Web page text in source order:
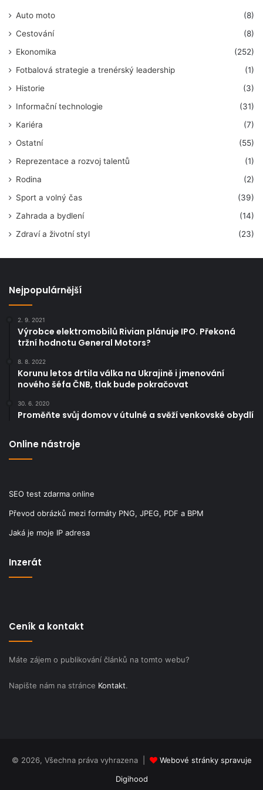
investoři po celém světě stále počítají ztráty.
Auto moto
(8)
Cestování
(8)
Ekonomika
(252)
Fotbalová strategie a trenérský leadership
(1)
Historie
(3)
Informační technologie
(31)
Kariéra
(7)
Ostatní
(55)
Reprezentace a rozvoj talentů
(1)
Rodina
(2)
Sport a volný čas
(39)
Zahrada a bydlení
(14)
Zdraví a životní styl
(23)
Nejpopulárnější
2. 9. 2021
Výrobce elektromobilů Rivian plánuje IPO. Překoná
tržní hodnotu General Motors?
8. 8. 2022
Korunu letos drtila válka na Ukrajině i jmenování
nového šéfa ČNB, tlak bude pokračovat
30. 6. 2020
Proměňte svůj domov v útulné a svěží venkovské obydlí
Online nástroje
SEO test zdarma online
Převod obrázků mezi formáty PNG, JPEG, PDF a BPM
Jaká je moje IP adresa
Inzerát
Ceník a kontakt
Máte zájem o publikování článků na tomto webu?
Napište nám na stránce Kontakt.
© 2026, Všechna práva vyhrazena |
Webové stránky spravuje
Digihood